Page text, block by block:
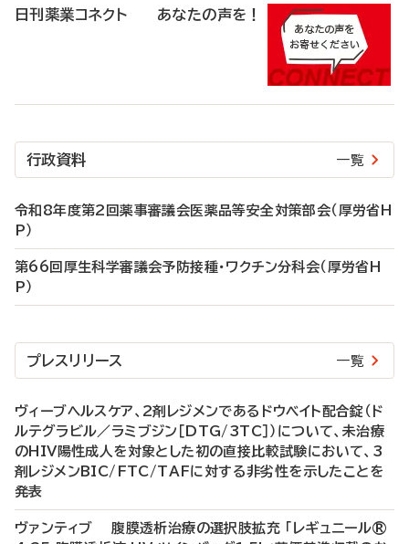
日刊薬業コネクト あなたの声を！
行政資料 一覧
令和8年度第2回薬事審議会医薬品等安全対策部会（厚労省H
P）
第66回厚生科学審議会予防接種・ワクチン分科会（厚労省H
P）
プレスリリース 一覧
ヴィーブヘルスケア、2剤レジメンであるドウベイト配合錠（ド
ルテグラビル／ラミブジン［DTG/3TC］）について、未治療
のHIV陽性成人を対象とした初の直接比較試験において、3
剤レジメンBIC/FTC/TAFに対する非劣性を示したことを
発表
ヴァンティブ 腹膜透析治療の選択肢拡充 「レギュニール®